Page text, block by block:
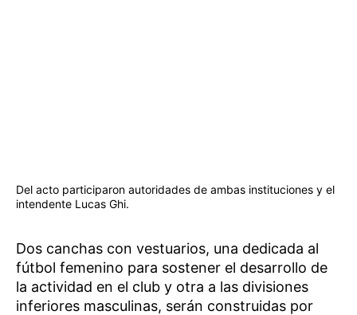
Del acto participaron autoridades de ambas instituciones y el
intendente Lucas Ghi.
Dos canchas con vestuarios, una dedicada al
fútbol femenino para sostener el desarrollo de
la actividad en el club y otra a las divisiones
inferiores masculinas, serán construidas por